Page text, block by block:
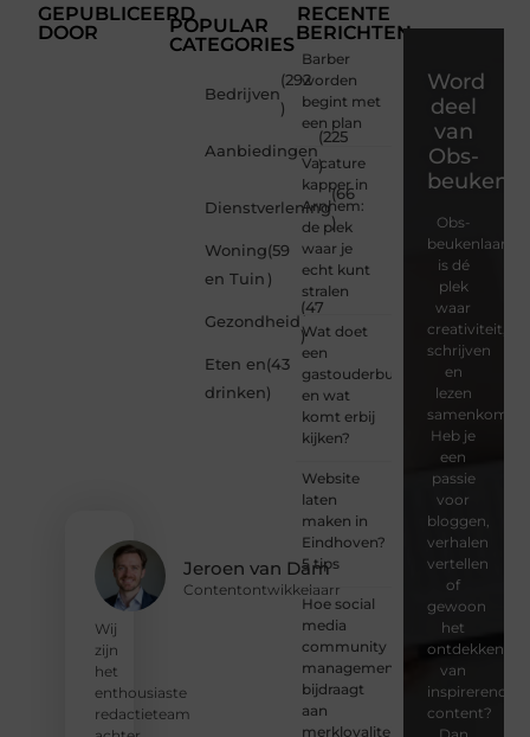
GEPUBLICEERD
DOOR
Jeroen van Dam
Contentontwikkelaarr
Wij
zijn
het
enthousiaste
redactieteam
POPULAR
CATEGORIES
Bedrijven
(292
)
Aanbiedingen
(225
)
Dienstverlening
(66
)
Woning
en Tuin
(59
)
Gezondheid
(47
)
Eten en
drinken
(43
)
RECENTE
BERICHTEN
Barber
worden
begint met
een plan
Vacature
kapper in
Arnhem:
de plek
waar je
echt kunt
stralen
Wat doet
een
gastouderbureau
en wat
komt erbij
kijken?
Website
laten
maken in
Eindhoven?
5 tips
Hoe social
media
community
management
bijdraagt
aan
merkloyaliteit
Word
deel
van
Obs-
Obs-
beukenlaan.nl
is dé
plek
waar
creativiteit,
schrijven
en
lezen
samenkomen.
Heb je
een
passie
voor
bloggen,
verhalen
vertellen
of
gewoon
het
ontdekken
van
inspirerende
content?